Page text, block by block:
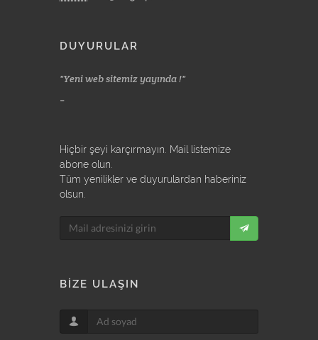
DUYURULAR
Yeni web sitemiz yayında !
Hiçbir şeyi karçırmayın. Mail listemize
abone olun.
Tüm yenilikler ve duyurulardan haberiniz
olsun.
BİZE ULAŞIN